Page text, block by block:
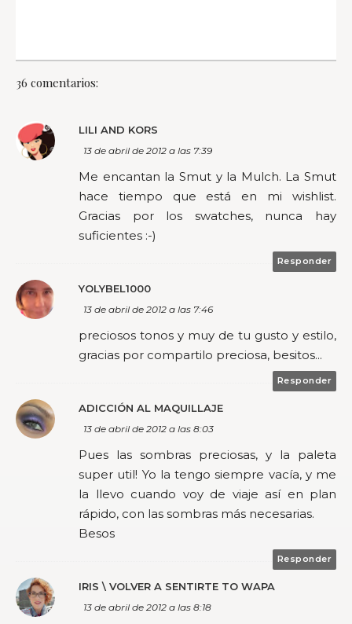
36 comentarios:
LILI AND KORS
13 de abril de 2012 a las 7:39
Me encantan la Smut y la Mulch. La Smut
hace tiempo que está en mi wishlist.
Gracias por los swatches, nunca hay
suficientes :-)
Responder
YOLYBEL1000
13 de abril de 2012 a las 7:46
preciosos tonos y muy de tu gusto y estilo,
gracias por compartilo preciosa, besitos...
Responder
ADICCIÓN AL MAQUILLAJE
13 de abril de 2012 a las 8:03
Pues las sombras preciosas, y la paleta
super util! Yo la tengo siempre vacía, y me
la llevo cuando voy de viaje así en plan
rápido, con las sombras más necesarias.
Besos
Responder
IRIS \ VOLVER A SENTIRTE TO WAPA
13 de abril de 2012 a las 8:18